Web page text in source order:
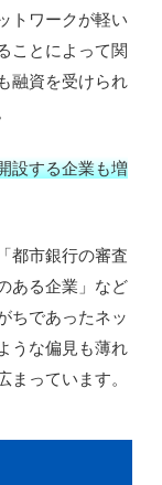
トワークが軽い
ことによって関
融資を受けられ
設する企業も増
都市銀行の審査
ある企業」など
ちであったネッ
うな偏見も薄れ
っています。